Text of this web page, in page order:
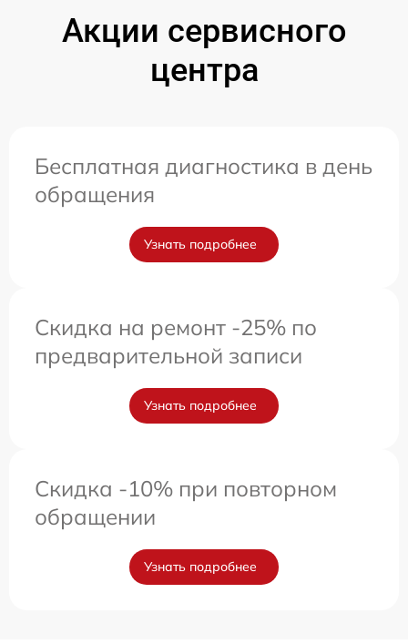
Акции сервисного
центра
Бесплатная диагностика в день
обращения
Узнать подробнее
Скидка на ремонт -25% по
предварительной записи
Узнать подробнее
Скидка -10% при повторном
обращении
Узнать подробнее